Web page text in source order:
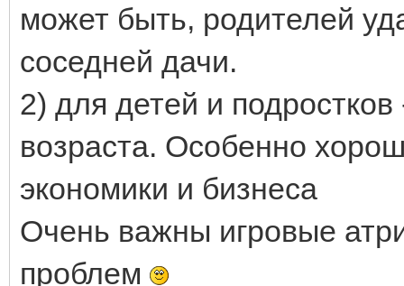
может быть, родителей
соседней дачи.
2) для детей и
возраста. Особенно
экономики и бизнеса
Очень важны игровые
проблем